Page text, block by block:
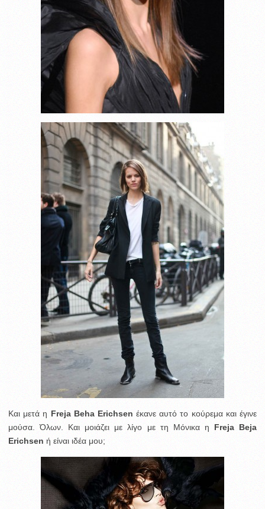
Και μετά η Freja Beha Erichsen έκανε αυτό το κούρεμα και έγινε
μούσα. Όλων. Και μοιάζει με λίγο με τη Μόνικα η Freja Beja
Erichsen ή είναι ιδέα μου;